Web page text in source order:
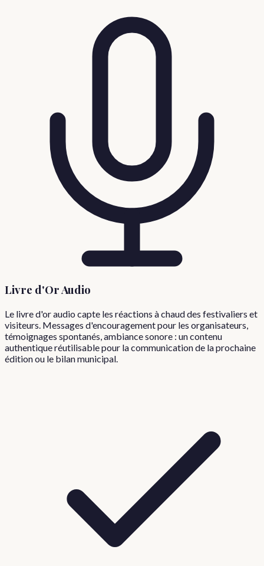
Livre d'Or Audio
Le livre d'or audio capte les réactions à chaud des festivaliers et
visiteurs. Messages d'encouragement pour les organisateurs,
témoignages spontanés, ambiance sonore : un contenu
authentique réutilisable pour la communication de la prochaine
édition ou le bilan municipal.